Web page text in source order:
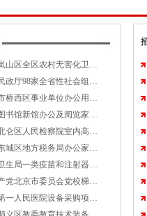
国家发展改革委举行新
国家发展改革委举行稳
基于灰色预测理论的互
以…
山区全区农村无害化卫…
政厅98家全省性社会组…
桥西区事业单位办公用…
书馆新馆办公及阅览家…
仑区人民检察院室内高…
城区地方税务局办公家…
生局一类疫苗和注射器…
党北京市委员会党校梯…
一人民医院设备采购项…